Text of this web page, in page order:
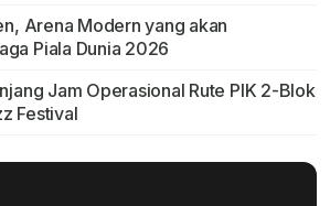
Arena Modern yang akan
Piala Dunia 2026
Jam Operasional Rute PIK 2-Blok
Festival